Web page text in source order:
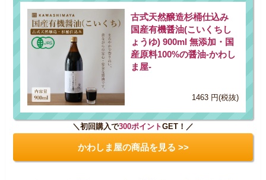
古式天然醸造杉桶仕込み
国産有機醤油(こいくちし
ょうゆ) 900ml 無添加・国
産原料100%の醤油-かわし
ま屋-
1463 円(税抜)
＼初回購入で300ポイントGET！／
かわしま屋の商品を見る >>